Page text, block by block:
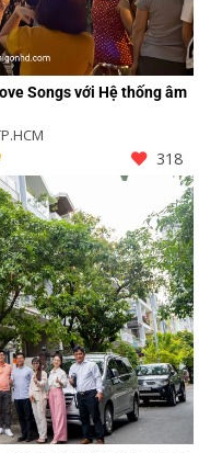
Songs với Hệ thống âm
318